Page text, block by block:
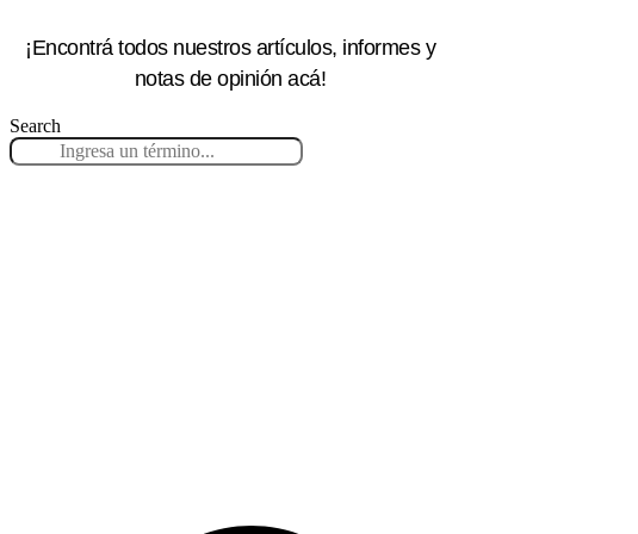
¡Encontrá todos nuestros artículos, informes y
notas de opinión acá!
Search